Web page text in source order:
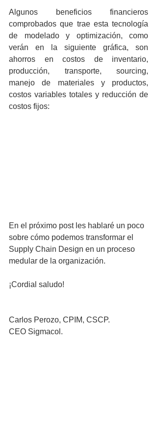
Algunos beneficios financieros
comprobados que trae esta tecnología
de modelado y optimización, como
verán en la siguiente gráfica, son
ahorros en costos de inventario,
producción, transporte, sourcing,
manejo de materiales y productos,
costos variables totales y reducción de
costos fijos:
En el próximo post les hablaré un poco
sobre cómo podemos transformar el
Supply Chain Design en un proceso
medular de la organización.
¡Cordial saludo!
Carlos Perozo, CPIM, CSCP.
CEO Sigmacol.